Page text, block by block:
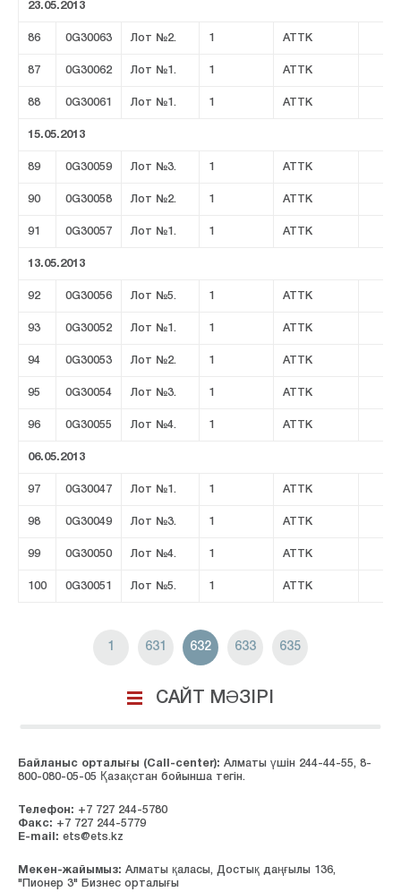
23.05.2013
86 0G30063 Лот №2. 1 ATTK
87 0G30062 Лот №1. 1 ATTK
88 0G30061 Лот №1. 1 ATTK
15.05.2013
89 0G30059 Лот №3. 1 ATTK
90 0G30058 Лот №2. 1 ATTK
91 0G30057 Лот №1. 1 ATTK
13.05.2013
92 0G30056 Лот №5. 1 ATTK
93 0G30052 Лот №1. 1 ATTK
94 0G30053 Лот №2. 1 ATTK
95 0G30054 Лот №3. 1 ATTK
96 0G30055 Лот №4. 1 ATTK
06.05.2013
97 0G30047 Лот №1. 1 ATTK
98 0G30049 Лот №3. 1 ATTK
99 0G30050 Лот №4. 1 ATTK
100 0G30051 Лот №5. 1 ATTK
1 631 632 633 635
САЙТ МӘЗІРІ
Байланыс орталығы (Сall-center): Алматы үшін 244-44-55, 8-
800-080-05-05 Қазақстан бойынша тегін.
Телефон: +7 727 244-5780
Факс: +7 727 244-5779
E-mail: ets@ets.kz
Мекен-жайымыз: Алматы қаласы, Достық даңғылы 136,
"Пионер 3" Бизнес орталығы